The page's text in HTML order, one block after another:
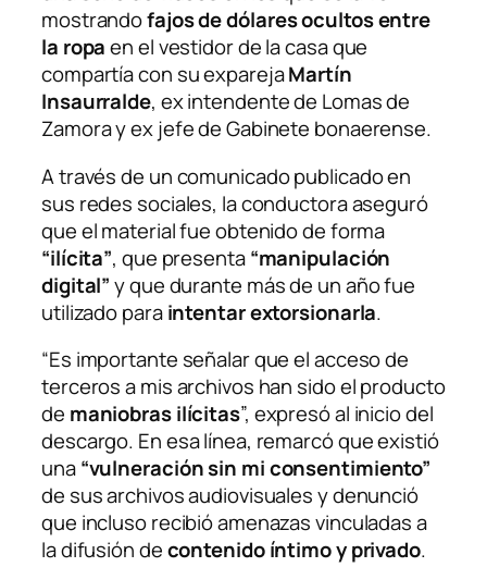
mostrandofajos de dólares ocultos entre
la ropaen el vestidor de la casa que
compartía con su exparejaMartín
Insaurralde, ex intendente de Lomas de
Zamora y ex jefe de Gabinete bonaerense.
A través de un comunicado publicado en
sus redes sociales, la conductora aseguró
que el material fue obtenido de forma
“ilícita”, que presenta“manipulación
digital”y que durante más de un año fue
utilizado paraintentar extorsionarla.
“Es importante señalar que el acceso de
terceros a mis archivos han sido el producto
de maniobras ilícitas”, expresó al inicio del
descargo. En esa línea, remarcó que existió
una“vulneración sin mi consentimiento”
de sus archivos audiovisuales y denunció
que incluso recibió amenazas vinculadas a
la difusión decontenido íntimo y privado.